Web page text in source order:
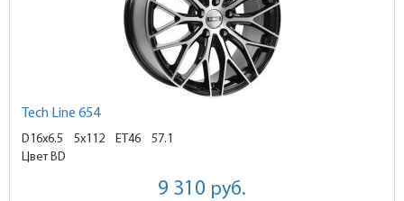
Tech Line 654
D16x6.5 5x112 ET46
57.1
Цвет BD
9 310 руб.